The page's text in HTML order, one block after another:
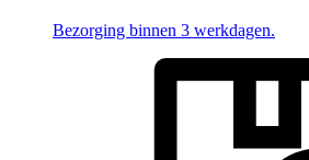
Bezorging binnen 3 werkdagen.